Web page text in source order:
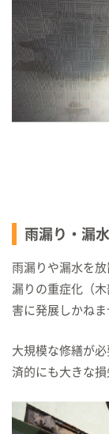
雨漏り・漏
雨漏りや漏水を
漏りの重症化（
害に発展しかねま
大規模な修繕が
済的にも大きな損